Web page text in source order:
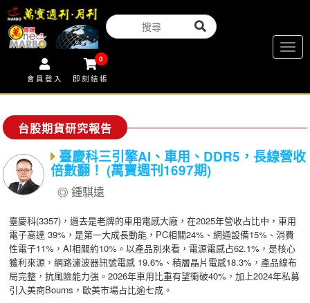
會員登入
0
即刻結帳
台股期貨研究報告
臺慶科三引擎AI、車用、DDR5，長線營收
倍數翻！ (萬寶週刊1697期)
鍾騏遠
臺慶科(3357)，過去是老牌的車用電感大廠，在2025年營收占比中，車用
電子高達 39%，是第一大成長動能，PC相關24%、網通設備15%、消費
性電子11%，AI相關約10%。以產品別來看，電源電感占62.1%，是核心
獲利來源，網路濾波器訊號電感 19.6%、積層晶片電感18.3%，產品線布
局完整，抗風險能力強。2026年車用比重有望衝破40%，加上2024年私募
引入美商Bourns，歐美市場占比逾七成。